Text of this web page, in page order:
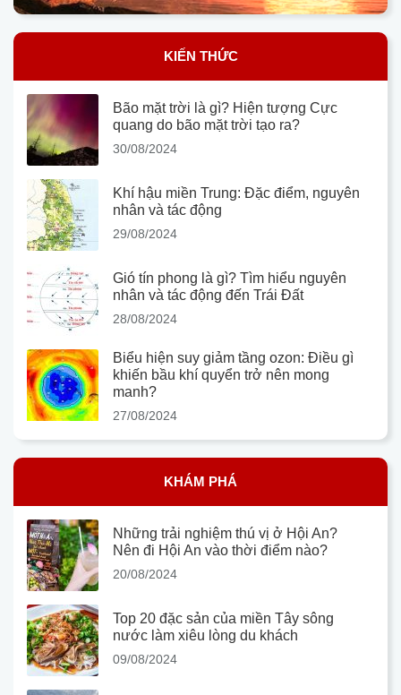
KIẾN THỨC
Bão mặt trời là gì? Hiện tượng Cực
quang do bão mặt trời tạo ra?
30/08/2024
Khí hậu miền Trung: Đặc điểm, nguyên
nhân và tác động
29/08/2024
Gió tín phong là gì? Tìm hiểu nguyên
nhân và tác động đến Trái Đất
28/08/2024
Biểu hiện suy giảm tầng ozon: Điều gì
khiến bầu khí quyển trở nên mong
manh?
27/08/2024
KHÁM PHÁ
Những trải nghiệm thú vị ở Hội An?
Nên đi Hội An vào thời điểm nào?
20/08/2024
Top 20 đặc sản của miền Tây sông
nước làm xiêu lòng du khách
09/08/2024